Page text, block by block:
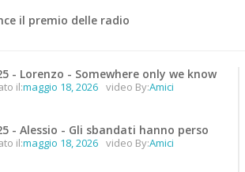
il premio delle radio
- Lorenzo - Somewhere only we know
il:maggio 18, 2026 video By:Amici
- Alessio - Gli sbandati hanno perso
il:maggio 18, 2026 video By:Amici